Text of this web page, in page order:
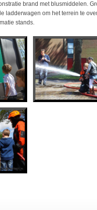
brand met blusmiddelen.
ladderwagen om het terrein te
stands.